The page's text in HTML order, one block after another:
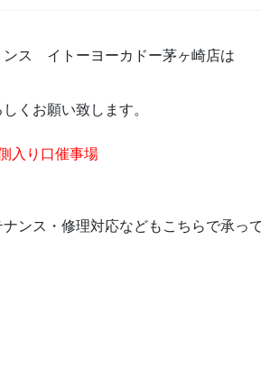
ンス イトーヨーカドー茅ヶ崎店は
くお願い致します。
入り口催事場
ンス・修理対応などもこちらで承って